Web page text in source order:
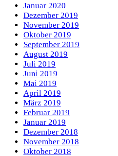
Januar 2020
Dezember 2019
November 2019
Oktober 2019
September 2019
August 2019
Juli 2019
Juni 2019
Mai 2019
April 2019
März 2019
Februar 2019
Januar 2019
Dezember 2018
November 2018
Oktober 2018